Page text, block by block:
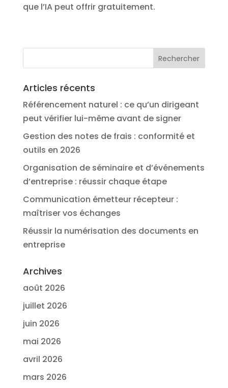
que l’IA peut offrir gratuitement.
Articles récents
Référencement naturel : ce qu’un dirigeant
peut vérifier lui-même avant de signer
Gestion des notes de frais : conformité et
outils en 2026
Organisation de séminaire et d’événements
d’entreprise : réussir chaque étape
Communication émetteur récepteur :
maîtriser vos échanges
Réussir la numérisation des documents en
entreprise
Archives
août 2026
juillet 2026
juin 2026
mai 2026
avril 2026
mars 2026